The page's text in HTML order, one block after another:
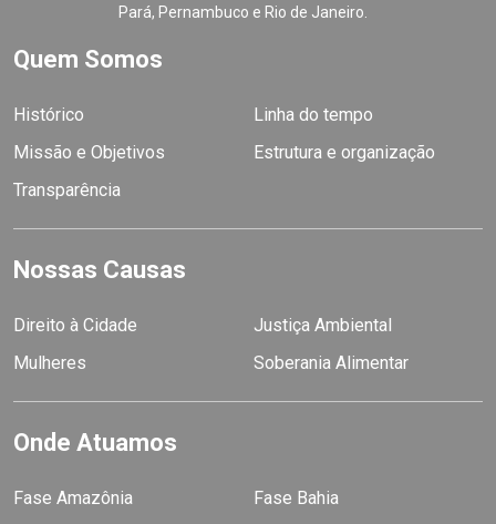
Pará, Pernambuco e Rio de Janeiro.
Quem Somos
Histórico
Linha do tempo
Missão e Objetivos
Estrutura e organização
Transparência
Nossas Causas
Direito à Cidade
Justiça Ambiental
Mulheres
Soberania Alimentar
Onde Atuamos
Fase Amazônia
Fase Bahia